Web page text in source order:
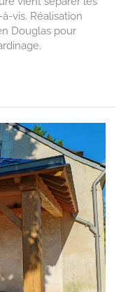
vis. Réalisation
Douglas pour